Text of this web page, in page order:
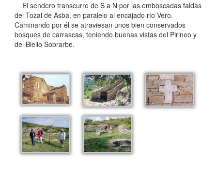
El sendero transcurre de S a N por las emboscadas faldas
del Tozal de Asba, en paralelo al encajado río Vero.
Caminando por él se atraviesan unos bien conservados
bosques de carrascas, teniendo buenas vistas del Pirineo y
del Biello Sobrarbe.